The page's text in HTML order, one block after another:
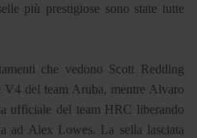
più prestigiose sono state tutte
che vedono Scott Redding
V4 del team Aruba, mentre Alvaro
ufficiale del team HRC liberando
ad Alex Lowes. La sella lasciata